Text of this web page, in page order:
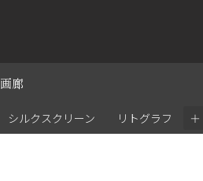
画廊
シルクスクリーン リトグラフ ＋